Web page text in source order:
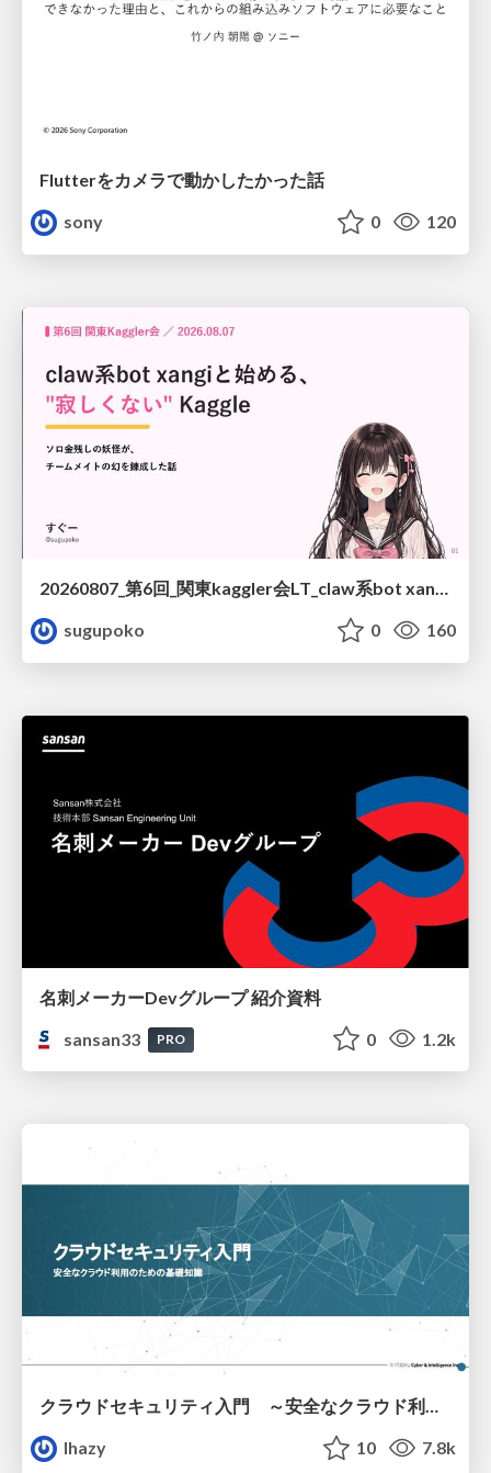
Flutterをカメラで動かしたかった話
sony
0 120
20260807_第6回_関東kaggler会LT_claw系bot xangiと始める、"寂しくない" kaggle
sugupoko
0 160
名刺メーカーDevグループ 紹介資料
sansan33
PRO 0 1.2k
クラウドセキュリティ入門 ～安全なクラウド利用のための基礎知識～
lhazy
10 7.8k